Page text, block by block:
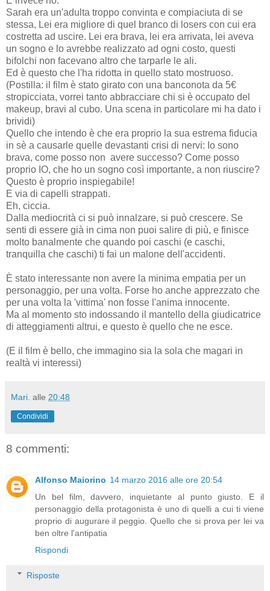
Sarah era un'adulta troppo convinta e compiaciuta di se
stessa, Lei era migliore di quel branco di losers con cui era
costretta ad uscire. Lei era brava, lei era arrivata, lei aveva
un sogno e lo avrebbe realizzato ad ogni costo, questi
bifolchi non facevano altro che tarparle le ali.
Ed è questo che l'ha ridotta in quello stato mostruoso.
(Postilla: il film è stato girato con una banconota da 5€
stropicciata, vorrei tanto abbracciare chi si è occupato del
makeup, bravi al cubo. Una scena in particolare mi ha dato i
brividi)
Quello che intendo è che era proprio la sua estrema fiducia
in sè a causarle quelle devastanti crisi di nervi: Io sono
brava, come posso non avere successo? Come posso
proprio IO, che ho un sogno così importante, a non riuscire?
Questo è proprio inspiegabile!
E via di capelli strappati.
Eh, ciccia.
Dalla mediocrità ci si può innalzare, si può crescere. Se
senti di essere già in cima non puoi salire di più, e finisce
molto banalmente che quando poi caschi (e caschi,
tranquilla che caschi) ti fai un malone dell'accidenti.
È stato interessante non avere la minima empatia per un
personaggio, per una volta. Forse ho anche apprezzato che
per una volta la 'vittima' non fosse l'anima innocente.
Ma al momento sto indossando il mantello della giudicatrice
di atteggiamenti altrui, e questo è quello che ne esce.
(E il film è bello, che immagino sia la sola che magari in
realtà vi interessi)
Mari. alle 20:48
Condividi
8 commenti:
Alfonso Maiorino 14 marzo 2016 alle ore 20:54
Un bel film, davvero, inquietante al punto giusto. E il
personaggio della protagonista è uno di quelli a cui ti viene
proprio di augurare il peggio. Quello che si prova per lei va
ben oltre l'antipatia
Rispondi
Risposte